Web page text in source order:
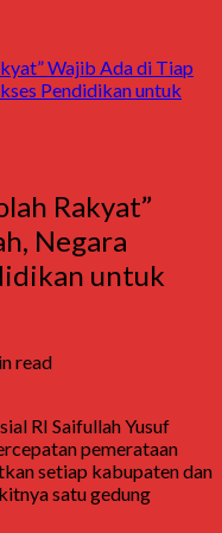
Wajib Ada di Tiap
Pendidikan untuk
Rakyat”
Negara
untuk
read
RI Saifullah Yusuf
pemerataan
setiap kabupaten dan
satu gedung